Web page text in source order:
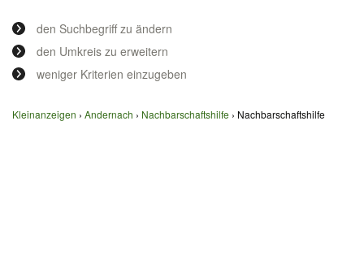
den Suchbegriff zu ändern
den Umkreis zu erweitern
weniger Kriterien einzugeben
Kleinanzeigen Andernach Nachbarschaftshilfe Nachbarschaftshilfe